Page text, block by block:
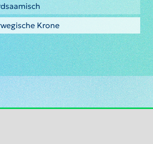
Krone